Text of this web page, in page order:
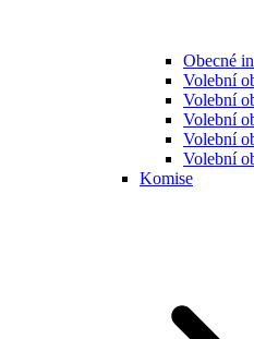
Obecné
Volební
Volební
Volební
Volební
Volební
Komise